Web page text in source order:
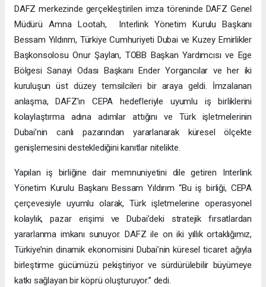
DAFZ merkezinde gerçekleştirilen imza töreninde DAFZ Genel
Müdürü Amna Lootah, Interlink Yönetim Kurulu Başkanı
Bessam Yıldırım, Türkiye Cumhuriyeti Dubai ve Kuzey Emirlikler
Başkonsolosu Onur Şaylan, TOBB Başkan Yardımcısı ve Ege
Bölgesi Sanayi Odası Başkanı Ender Yorgancılar ve her iki
kuruluşun üst düzey temsilcileri bir araya geldi. İmzalanan
anlaşma, DAFZ’ın CEPA hedefleriyle uyumlu iş birliklerini
kolaylaştırma adına adımlar attığını ve Türk işletmelerinin
Dubai’nin canlı pazarından yararlanarak küresel ölçekte
genişlemesini desteklediğini kanıtlar nitelikte.
Yapılan iş birliğine dair memnuniyetini dile getiren Interlink
Yönetim Kurulu Başkanı Bessam Yıldırım “Bu iş birliği, CEPA
çerçevesiyle uyumlu olarak, Türk işletmelerine operasyonel
kolaylık, pazar erişimi ve Dubai’deki stratejik fırsatlardan
yararlanma imkanı sunuyor. DAFZ ile on iki yıllık ortaklığımız,
Türkiye’nin dinamik ekonomisini Dubai’nin küresel ticaret ağıyla
birleştirme gücümüzü pekiştiriyor ve sürdürülebilir büyümeye
katkı sağlayan bir köprü oluşturuyor.” dedi.